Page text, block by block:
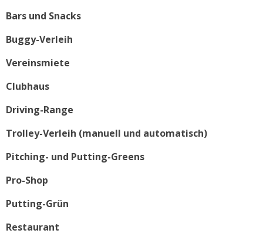
Bars und Snacks
Buggy-Verleih
Vereinsmiete
Clubhaus
Driving-Range
Trolley-Verleih (manuell und automatisch)
Pitching- und Putting-Greens
Pro-Shop
Putting-Grün
Restaurant